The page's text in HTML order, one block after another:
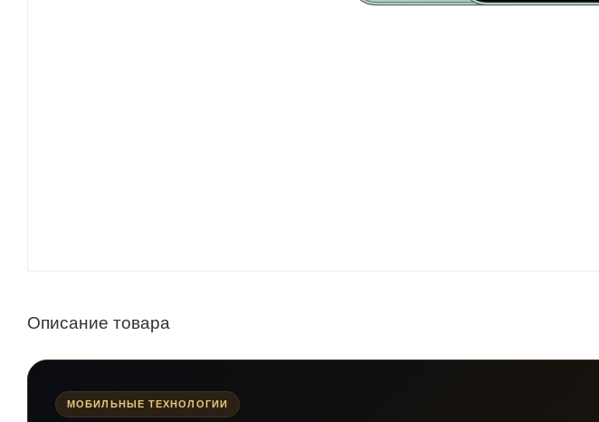
Описание товара
МОБИЛЬНЫЕ ТЕХНОЛОГИИ